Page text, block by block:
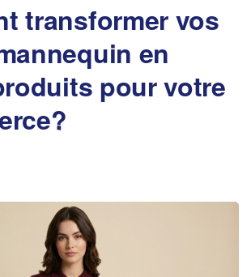
transformer vos
en
pour votre